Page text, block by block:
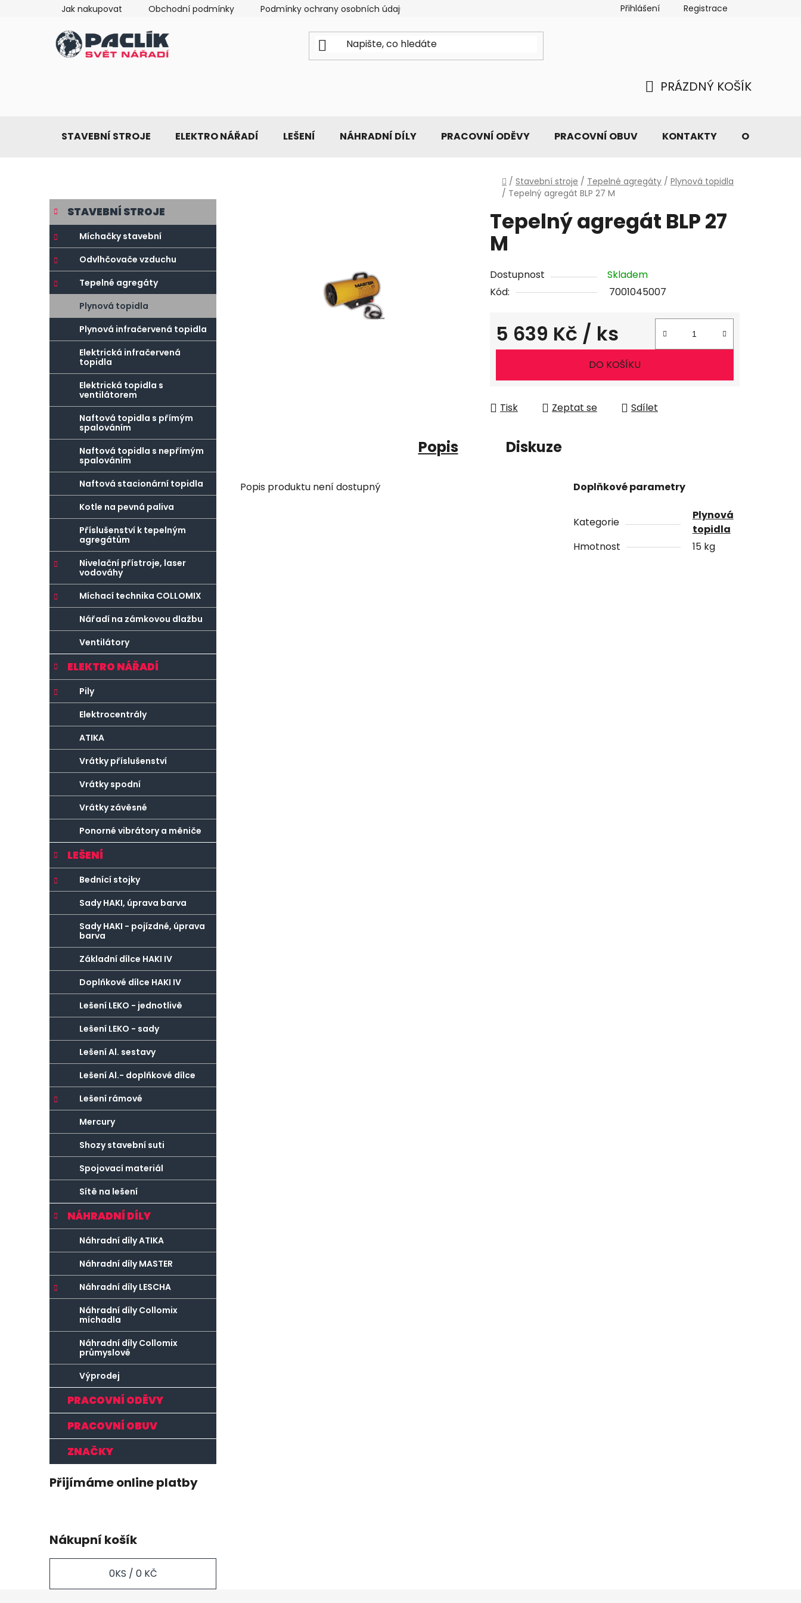
Jak nakupovat Obchodní podmínky Podmínky ochrany osobních údajů Přihlášení Registrace
KOŠÍK
PRÁZDNÝ KOŠÍK
STAVEBNÍ STROJE ELEKTRO NÁŘADÍ LEŠENÍ NÁHRADNÍ DÍLY PRACOVNÍ ODĚVY PRACOVNÍ OBUV KONTAKTY O NÁS
Domů
/ Stavební stroje / Tepelné agregáty / Plynová topidla
/ Tepelný agregát BLP 27 M
P
o
s
t
r
a
n
n
p
n
l
Přeskočit
kategorie
K
a
e
g
o
i
STAVEBNÍ STROJE
Míchačky stavební
Odvlhčovače vzduchu
Tepelné agregáty
Plynová topidla
Plynová infračervená topidla
Elektrická infračervená
topidla
Elektrická topidla s
ventilátorem
Naftová topidla s přímým
spalováním
Naftová topidla s nepřímým
spalováním
Naftová stacionární topidla
Kotle na pevná paliva
Příslušenství k tepelným
agregátům
Nivelační přístroje, laser
vodováhy
Míchací technika COLLOMIX
Nářadí na zámkovou dlažbu
Ventilátory
ELEKTRO NÁŘADÍ
Pily
Elektrocentrály
ATIKA
Vrátky příslušenství
Vrátky spodní
Vrátky závěsné
Ponorné vibrátory a měniče
LEŠENÍ
Bednící stojky
Sady HAKI, úprava barva
Sady HAKI - pojízdné, úprava
barva
Základní dílce HAKI IV
Doplňkové dílce HAKI IV
Lešení LEKO - jednotlivě
Lešení LEKO - sady
Lešení Al. sestavy
Lešení Al.- doplňkové dílce
Lešení rámové
Mercury
Shozy stavební suti
Spojovací materiál
Sítě na lešení
NÁHRADNÍ DÍLY
Náhradní díly ATIKA
Náhradní díly MASTER
Náhradní díly LESCHA
Náhradní díly Collomix
míchadla
Náhradní díly Collomix
průmyslové
Výprodej
PRACOVNÍ ODĚVY
PRACOVNÍ OBUV
ZNAČKY
Přijímáme online platby
Nákupní košík
0KS / 0 KČ
Tepelný agregát BLP 27
M
Dostupnost
Skladem
Kód:
7001045007
5 639 Kč / ks
Měrná cena:
DO KOŠÍKU
Tisk Zeptat se Sdílet
Popis Diskuze
Popis produktu není dostupný Doplňkové parametry
Kategorie
Plynová
topidla
Hmotnost
15 kg